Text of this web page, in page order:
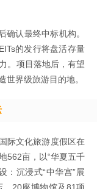
确认最终中标机构。
的发行将盘活存量
。项目落地后，有望
世界级旅游目的地。
际文化旅游度假区在
562亩，以“华夏五千
：沉浸式“中华宫”展